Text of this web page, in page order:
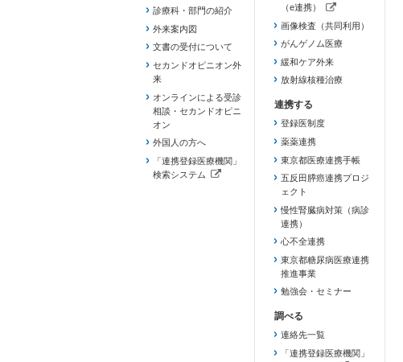
診療科・部門の紹介
外来案内図
文書の受付について
セカンドオピニオン外
来
オンラインによる受診
相談・セカンドオピニ
オン
外国人の方へ
「連携登録医療機関」
検索システム
（e連携）
（新しいタブで開きます）
画像検査（共同利用）
がんゲノム医療
緩和ケア外来
放射線核種治療
登録医制度
薬薬連携
東京都医療連携手帳
五反田膵癌連携プロジ
ェクト
慢性腎臓病対策（病診
連携）
心不全連携
東京都糖尿病医療連携
推進事業
勉強会・セミナー
連絡先一覧
「連携登録医療機関」